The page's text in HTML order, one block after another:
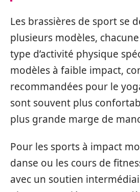
Les brassières de sport se
plusieurs modèles,
type d’activité physique
modèles à faible impact,
recommandées pour le
sont souvent plus
plus grande marge de
Pour les sports à impact
danse ou les cours de
avec un soutien